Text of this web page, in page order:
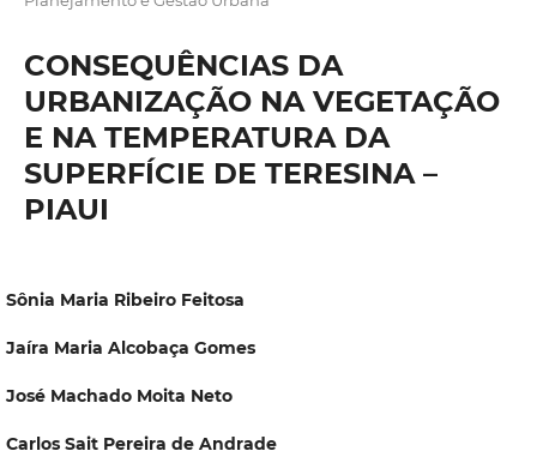
CONSEQUÊNCIAS DA
URBANIZAÇÃO NA VEGETAÇÃO
E NA TEMPERATURA DA
SUPERFÍCIE DE TERESINA –
PIAUI
Sônia Maria Ribeiro Feitosa
Jaíra Maria Alcobaça Gomes
José Machado Moita Neto
Carlos Sait Pereira de Andrade